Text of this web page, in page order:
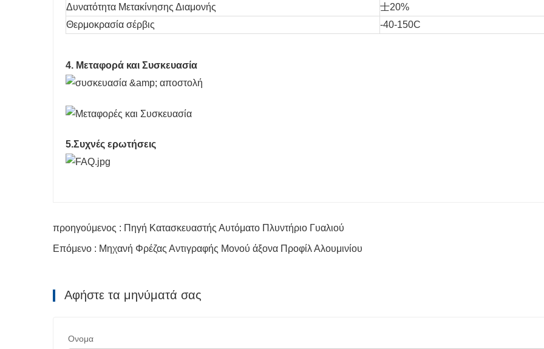
Δυνατότητα Μετακίνησης Διαμονής
士20%
Θερμοκρασία σέρβις
-40-150C
4. Μεταφορά και Συσκευασία
5.Συχνές ερωτήσεις
προηγούμενος : Πηγή Κατασκευαστής Αυτόματο Πλυντήριο Γυαλιού
Επόμενο : Μηχανή Φρέζας Αντιγραφής Μονού άξονα Προφίλ Αλουμινίου
Αφήστε τα μηνύματά σας
Ονομα